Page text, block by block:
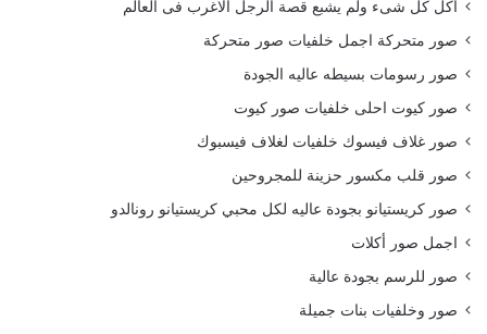
أكل كل شىء ولم يشبع قصة الرجل الاغرب فى العالم
صور متحركة اجمل خلفيات صور متحركة
صور رسومات بسيطه عاليه الجودة
صور كيوت احلى خلفيات صور كيوت
صور غلاف فيسوك خلفيات لغلاف فيسبوك
صور قلب مكسور حزينة للمجروحين
صور كريستيانو بجودة عاليه لكل محبي كريستيانو رونالدو
اجمل صور أكلات
صور للرسم بجودة عالية
صور وخلفيات بنات جميلة